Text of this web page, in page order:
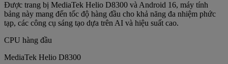
Được trang bị MediaTek Helio D8300 và Android 16, máy tính
bảng này mang đến tốc độ hàng đầu cho khả năng đa nhiệm phức
tạp, các công cụ sáng tạo dựa trên AI và hiệu suất cao.
CPU hàng đầu
MediaTek Helio D8300